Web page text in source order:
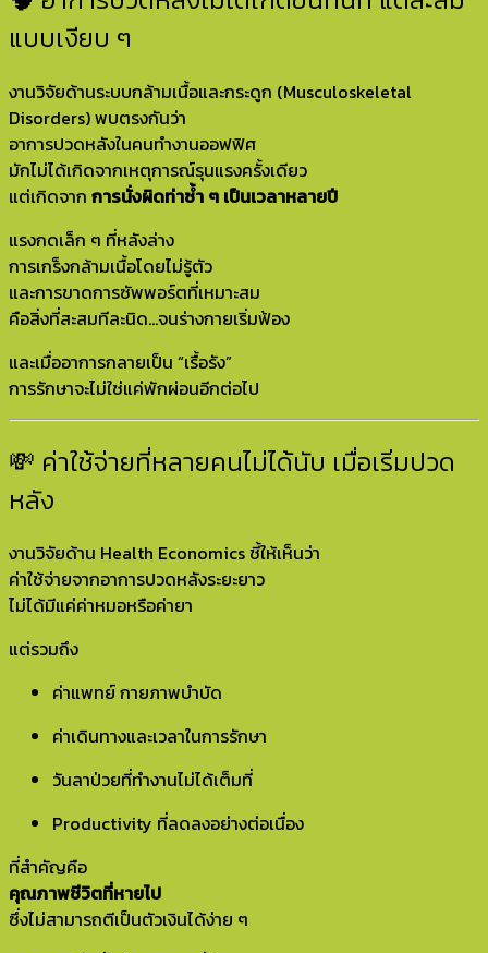
แบบเงียบ ๆ
งานวิจัยด้านระบบกล้ามเนื้อและกระดูก (Musculoskeletal
Disorders) พบตรงกันว่า
อาการปวดหลังในคนทำงานออฟฟิศ
มักไม่ได้เกิดจากเหตุการณ์รุนแรงครั้งเดียว
แต่เกิดจาก การนั่งผิดท่าซ้ำ ๆ เป็นเวลาหลายปี
แรงกดเล็ก ๆ ที่หลังล่าง
การเกร็งกล้ามเนื้อโดยไม่รู้ตัว
และการขาดการซัพพอร์ตที่เหมาะสม
คือสิ่งที่สะสมทีละนิด…จนร่างกายเริ่มฟ้อง
และเมื่ออาการกลายเป็น “เรื้อรัง”
การรักษาจะไม่ใช่แค่พักผ่อนอีกต่อไป
💸 ค่าใช้จ่ายที่หลายคนไม่ได้นับ เมื่อเริ่มปวด
หลัง
งานวิจัยด้าน Health Economics ชี้ให้เห็นว่า
ค่าใช้จ่ายจากอาการปวดหลังระยะยาว
ไม่ได้มีแค่ค่าหมอหรือค่ายา
แต่รวมถึง
ค่าแพทย์ กายภาพบำบัด
ค่าเดินทางและเวลาในการรักษา
วันลาป่วยที่ทำงานไม่ได้เต็มที่
Productivity ที่ลดลงอย่างต่อเนื่อง
ที่สำคัญคือ
คุณภาพชีวิตที่หายไป
ซึ่งไม่สามารถตีเป็นตัวเงินได้ง่าย ๆ